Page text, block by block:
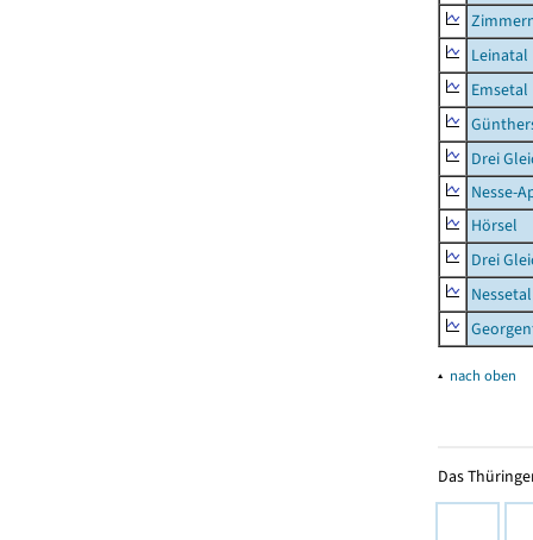
Leinatal
Emsetal
Drei
Nesse-
Hörsel
Drei
Nessetal
▴ nach oben
Das